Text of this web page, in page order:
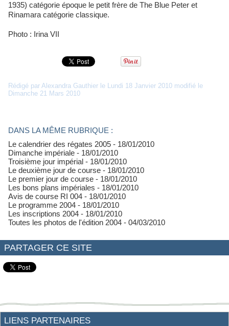
1935) catégorie époque le petit frère de The Blue Peter et
Rinamara catégorie classique.
Photo : Irina VII
Rédigé par Alexandra Gauthier le Lundi 18 Janvier 2010 modifié le
Dimanche 21 Mars 2010
DANS LA MÊME RUBRIQUE :
Le calendrier des régates 2005 - 18/01/2010
Dimanche impériale - 18/01/2010
Troisième jour impérial - 18/01/2010
Le deuxième jour de course - 18/01/2010
Le premier jour de course - 18/01/2010
Les bons plans impériales - 18/01/2010
Avis de course RI 004 - 18/01/2010
Le programme 2004 - 18/01/2010
Les inscriptions 2004 - 18/01/2010
Toutes les photos de l'édition 2004 - 04/03/2010
PARTAGER CE SITE
LIENS PARTENAIRES